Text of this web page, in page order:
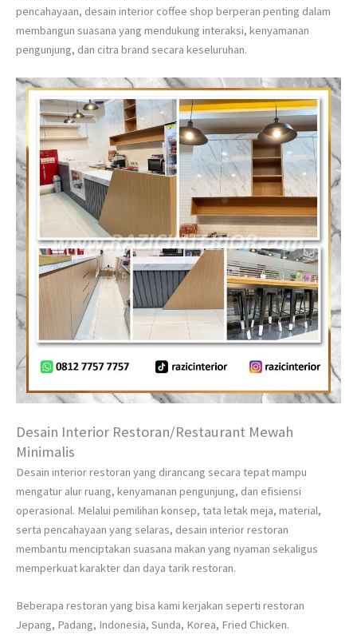
pencahayaan, desain interior coffee shop berperan penting dalam
membangun suasana yang mendukung interaksi, kenyamanan
pengunjung, dan citra brand secara keseluruhan.
Desain Interior Restoran/Restaurant Mewah
Minimalis
Desain interior restoran yang dirancang secara tepat mampu
mengatur alur ruang, kenyamanan pengunjung, dan efisiensi
operasional. Melalui pemilihan konsep, tata letak meja, material,
serta pencahayaan yang selaras, desain interior restoran
membantu menciptakan suasana makan yang nyaman sekaligus
memperkuat karakter dan daya tarik restoran.
Beberapa restoran yang bisa kami kerjakan seperti restoran
Jepang, Padang, Indonesia, Sunda, Korea, Fried Chicken.